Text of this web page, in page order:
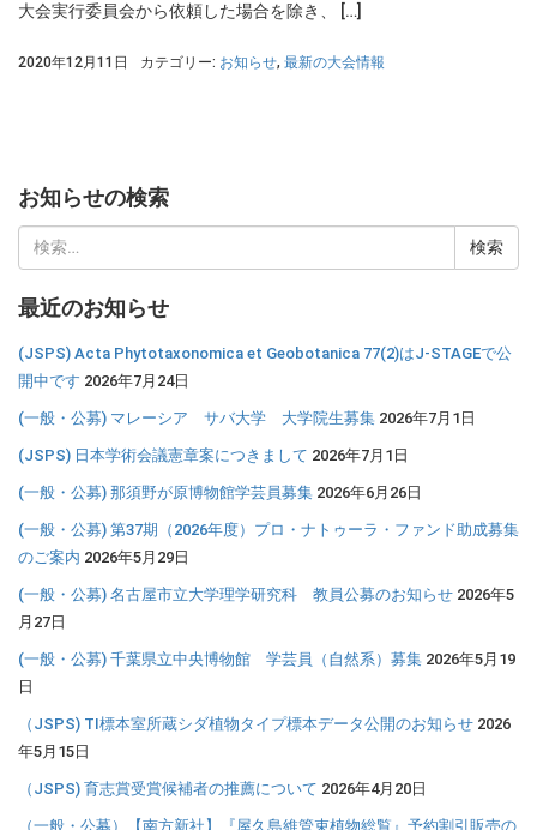
大会実行委員会から依頼した場合を除き、 […]
2020年12月11日 カテゴリー: お知らせ, 最新の大会情報
お知らせの検索
索:
最近のお知らせ
(JSPS) Acta Phytotaxonomica et Geobotanica 77(2)はJ-STAGEで公
開中です 2026年7月24日
(一般・公募) マレーシア サバ大学 大学院生募集 2026年7月1日
(JSPS) 日本学術会議憲章案につきまして 2026年7月1日
(一般・公募) 那須野が原博物館学芸員募集 2026年6月26日
(一般・公募) 第37期（2026年度）プロ・ナトゥーラ・ファンド助成募集
のご案内 2026年5月29日
(一般・公募) 名古屋市立大学理学研究科 教員公募のお知らせ 2026年5
月27日
(一般・公募) 千葉県立中央博物館 学芸員（自然系）募集 2026年5月19
日
（JSPS) TI標本室所蔵シダ植物タイプ標本データ公開のお知らせ 2026
年5月15日
（JSPS) 育志賞受賞候補者の推薦について 2026年4月20日
（一般・公募）【南方新社】『屋久島維管束植物総覧』予約割引販売の